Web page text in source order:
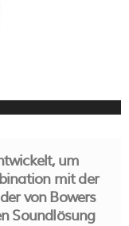
um
mit der
von Bowers
Soundlösung